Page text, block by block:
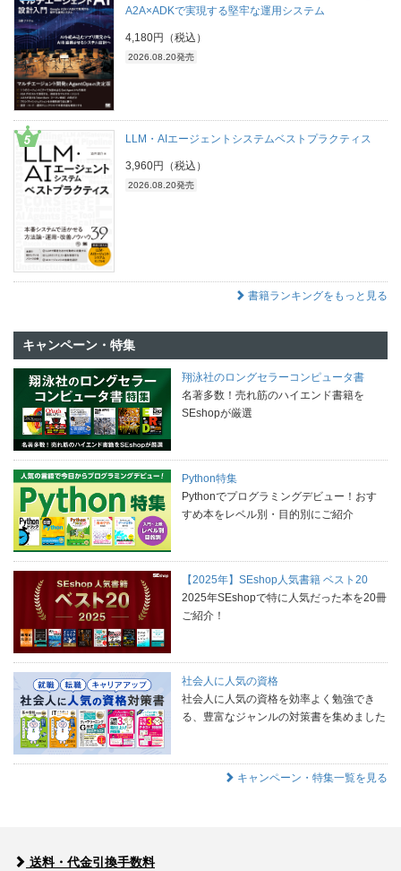
A2A×ADKで実現する堅牢な運用システム
4,180円（税込）
2026.08.20発売
LLM・AIエージェントシステムベストプラクティス
3,960円（税込）
2026.08.20発売
書籍ランキングをもっと見る
キャンペーン・特集
翔泳社のロングセラーコンピュータ書
名著多数！売れ筋のハイエンド書籍を
SEshopが厳選
Python特集
Pythonでプログラミングデビュー！おす
すめ本をレベル別・目的別にご紹介
【2025年】SEshop人気書籍 ベスト20
2025年SEshopで特に人気だった本を20冊
ご紹介！
社会人に人気の資格
社会人に人気の資格を効率よく勉強でき
る、豊富なジャンルの対策書を集めました
キャンペーン・特集一覧を見る
送料・代金引換手数料